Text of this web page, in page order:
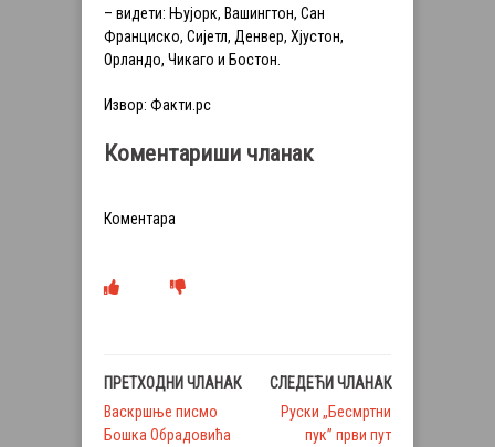
– видети: Њујорк, Вашингтон, Сан
Франциско, Сијетл, Денвер, Хјустон,
Орландо, Чикаго и Бостон.
Извор: Факти.рс
Коментариши чланак
Коментара
ПРЕТХОДНИ ЧЛАНАК
Васкршње писмо
Бошка Обрадовића
СЛЕДЕЋИ ЧЛАНАК
Руски „Бесмртни
пук” први пут